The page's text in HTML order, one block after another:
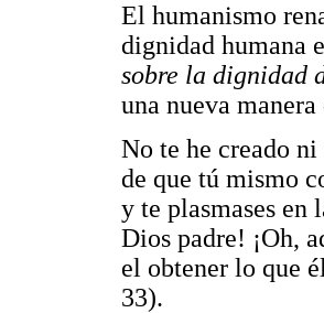
El humanismo
dignidad humana
sobre la dignidad
una nueva
No te he creado
de que tú mismo
y te plasmases en
Dios padre! ¡Oh,
el obtener lo que
33).